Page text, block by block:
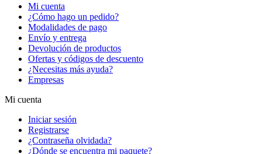
Mi cuenta
¿Cómo hago un pedido?
Modalidades de pago
Envío y entrega
Devolución de productos
Ofertas y códigos de descuento
¿Necesitas más ayuda?
Empresas
Mi cuenta
Iniciar sesión
Registrarse
¿Contraseña olvidada?
¿Dónde se encuentra mi paquete?